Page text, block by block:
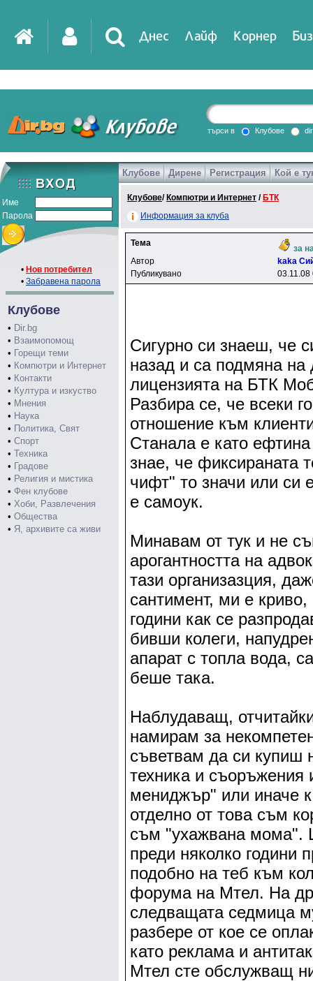
Днес Лайф Корнер
DirTV Impressio
Games
търси в Клубове
Име
Парола
• Нов потребител
• Забравена парола
Клубове
• Dir.bg
• Взаимопомощ
• Горещи теми
• Компютри и Интернет
• Контакти
• Култура и изкуство
• Мнения
• Наука
• Политика, Свят
• Спорт
• Техника
• Градове
• Религия и мистика
• Фен клубове
• Хоби, Развлечения
• Общества
• Я, архивите са живи
Клубове Дирене Регистрация Кой е
Клубове/ Компютри и Интернет / БТК
Информация за клуба
Тема
за
Автор
kaka
Публикувано
03.11.08
Сигурно си знаеш, че
назад и са подмяна на
лицензията на БТК
Разбира се, че всеки
отношение към
Станала е като
знае, че фиксираната
чифт" то значи или си
е самоук.
Минавам от тук и не
арогантността на
тази организазция,
сантимент, ми е криво,
години как се
бивши колеги,
апарат с топла вода,
беше така.
Наблудаващ,
намирам за
съветвам да си купиш
техника и съоръжения
мениджър" или иначе
отделно от това съм
съм "ухажвана мома".
преди няколко години
подобно на теб към
форума на Мтел. На
следващата седмица
разбере от кое се
като реклама и
Мтел сте обслужващ